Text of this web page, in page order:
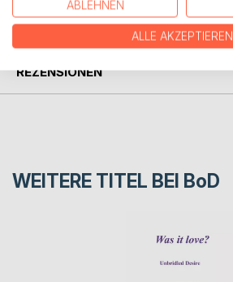
PRESSESTIMMEN
REZENSIONEN
WEITERE TITEL BEI BoD
ABLEHNEN
ALLE AKZEPTIEREN